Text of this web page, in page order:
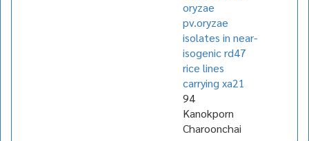
oryzae
pv.oryzae
isolates in near-
isogenic rd47
rice lines
carrying xa21
94
Kanokporn
Charoonchai